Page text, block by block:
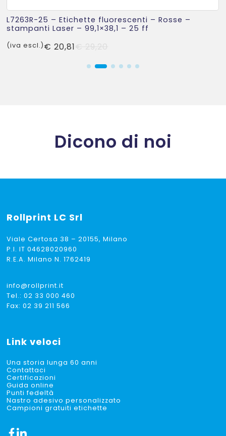
L7263R-25 – Etichette fluorescenti – Rosse –
stampanti Laser – 99,1×38,1 – 25 ff
originale
€ 20,81
attuale
(iva escl.)
Dicono di noi
Rollprint LC Srl
Viale Certosa 38 – 20155, Milano
P.I. IT 04628020960
R.E.A. Milano N. 1762419
info@rollprint.it
Tel.:02 33 000 460
Fax: 02 39 211 566
Link veloci
Una storia lunga 60 anni
Contattaci
Certificazioni
Guida online
Punti fedeltà
Nastro adesivo personalizzato
Campioni gratuiti etichette